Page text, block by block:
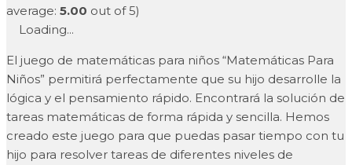
average: 5.00 out of 5)
Loading...
El juego de matemáticas para niños “Matemáticas Para
Niños” permitirá perfectamente que su hijo desarrolle la
lógica y el pensamiento rápido. Encontrará la solución de
tareas matemáticas de forma rápida y sencilla. Hemos
creado este juego para que puedas pasar tiempo con tu
hijo para resolver tareas de diferentes niveles de